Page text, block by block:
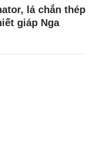
lá chắn thép
giáp Nga